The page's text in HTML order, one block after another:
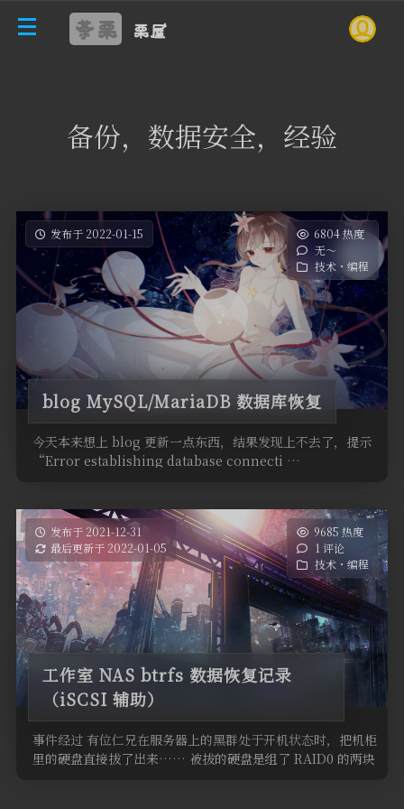
茶栗 栗屋
备份，数据安全，经验
发布于 2022-01-15
6804 热度
无～
技术・编程
blog MySQL/MariaDB 数据库恢复
今天本来想上 blog 更新一点东西，结果发现上不去了，提示
“Error establishing database connecti …
发布于 2021-12-31
最后更新于 2022-01-05
9685 热度
1 评论
技术・编程
工作室 NAS btrfs 数据恢复记录
（iSCSI 辅助）
事件经过 有位仁兄在服务器上的黑群处于开机状态时，把机柜
里的硬盘直接拔了出来…… 被拔的硬盘是组了 RAID0 的两块